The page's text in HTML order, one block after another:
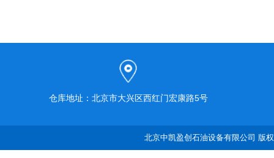
仓库地址：北京市大兴区西红门宏康路5号
北京中凯盈创石油设备有限公司 版